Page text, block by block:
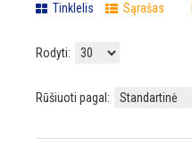
Tinklelis Sąrašas
Rodyti:
Rūšiuoti pagal: